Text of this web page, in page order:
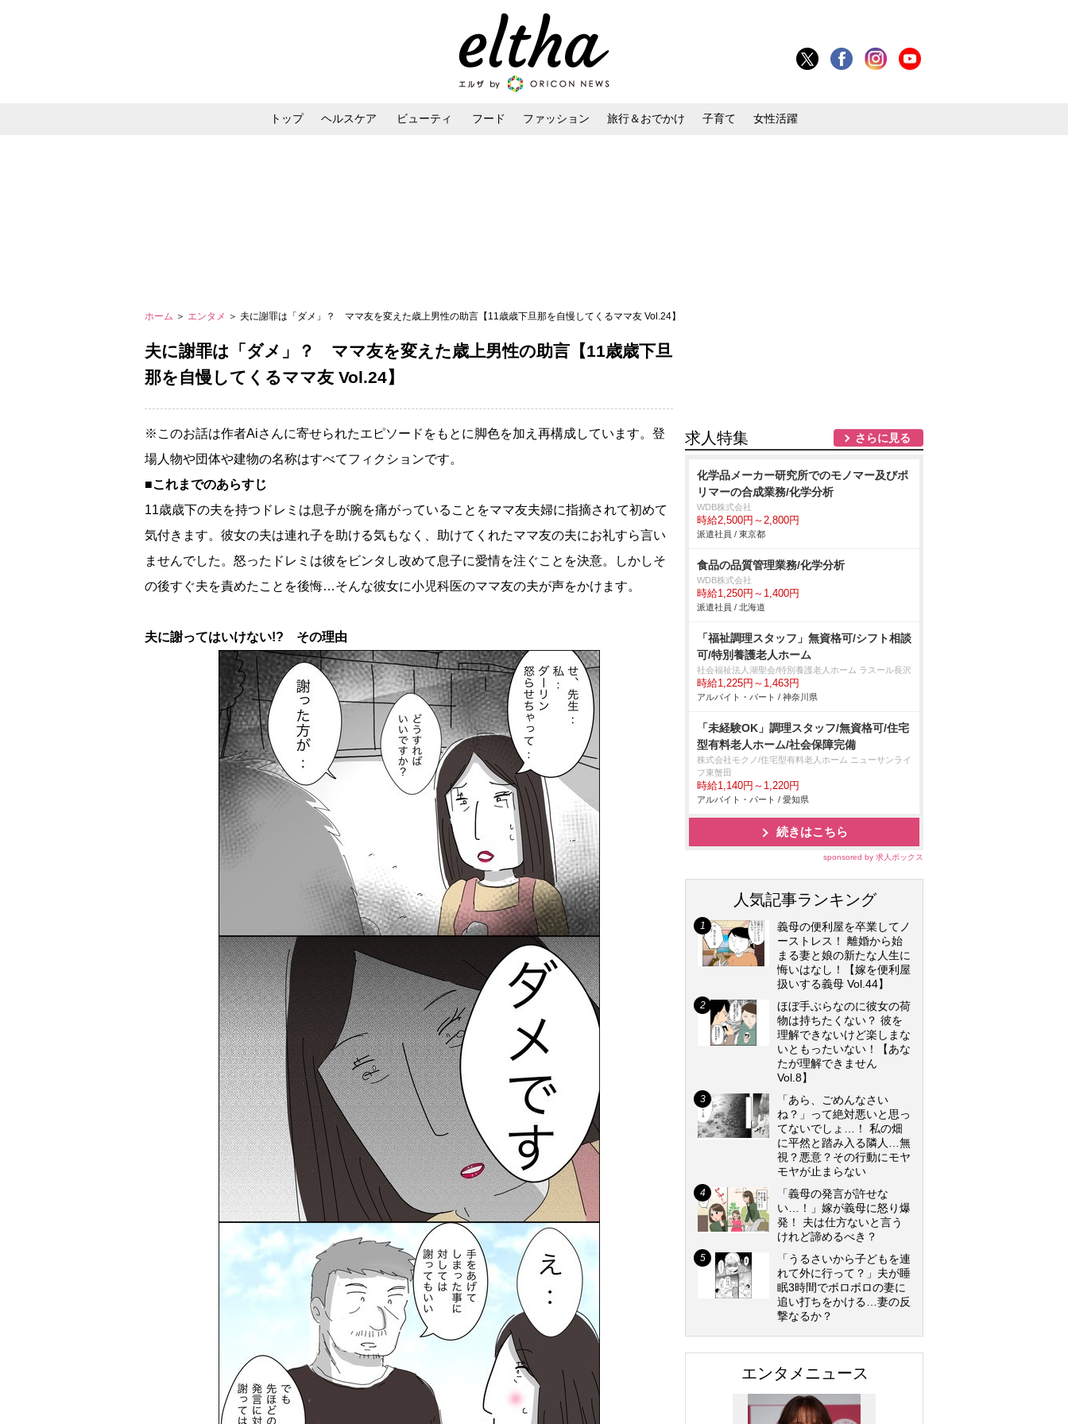
トップ ヘルスケア ビューティ フード ファッション 旅行＆おでかけ 子育て 女性活躍
ホーム ＞ エンタメ ＞ 夫に謝罪は「ダメ」？ ママ友を変えた歳上男性の助言【11歳歳下旦那を自慢してくるママ友 Vol.24】
夫に謝罪は「ダメ」？ ママ友を変えた歳上男性の助言【11歳歳下旦
那を自慢してくるママ友 Vol.24】
※このお話は作者Aiさんに寄せられたエピソードをもとに脚色を加え再構成しています。登
場人物や団体や建物の名称はすべてフィクションです。
■これまでのあらすじ
11歳歳下の夫を持つドレミは息子が腕を痛がっていることをママ友夫婦に指摘されて初めて
気付きます。彼女の夫は連れ子を助ける気もなく、助けてくれたママ友の夫にお礼すら言い
ませんでした。怒ったドレミは彼をビンタし改めて息子に愛情を注ぐことを決意。しかしそ
の後すぐ夫を責めたことを後悔…そんな彼女に小児科医のママ友の夫が声をかけます。
夫に謝ってはいけない!? その理由
求人特集 さらに見る
化学品メーカー研究所でのモノマー及びポ
リマーの合成業務/化学分析
WDB株式会社
時給2,500円～2,800円
派遣社員 / 東京都
食品の品質管理業務/化学分析
WDB株式会社
時給1,250円～1,400円
派遣社員 / 北海道
「福祉調理スタッフ」無資格可/シフト相談
可/特別養護老人ホーム
社会福祉法人湖聖会/特別養護老人ホーム ラスール長沢
時給1,225円～1,463円
アルバイト・パート / 神奈川県
「未経験OK」調理スタッフ/無資格可/住宅
型有料老人ホーム/社会保障完備
株式会社モクノ/住宅型有料老人ホーム ニューサンライ
フ東蟹田
時給1,140円～1,220円
アルバイト・パート / 愛知県
続きはこちら
sponsored by 求人ボックス
人気記事ランキング
義母の便利屋を卒業してノ
ーストレス！ 離婚から始
まる妻と娘の新たな人生に
悔いはなし！【嫁を便利屋
扱いする義母 Vol.44】
ほぼ手ぶらなのに彼女の荷
物は持ちたくない？ 彼を
理解できないけど楽しまな
いともったいない！【あな
たが理解できません
Vol.8】
「あら、ごめんなさい
ね？」って絶対悪いと思っ
てないでしょ…！ 私の畑
に平然と踏み入る隣人…無
視？悪意？その行動にモヤ
モヤが止まらない
「義母の発言が許せな
い…！」嫁が義母に怒り爆
発！ 夫は仕方ないと言う
けれど諦めるべき？
「うるさいから子どもを連
れて外に行って？」夫が睡
眠3時間でボロボロの妻に
追い打ちをかける…妻の反
撃なるか？
エンタメニュース